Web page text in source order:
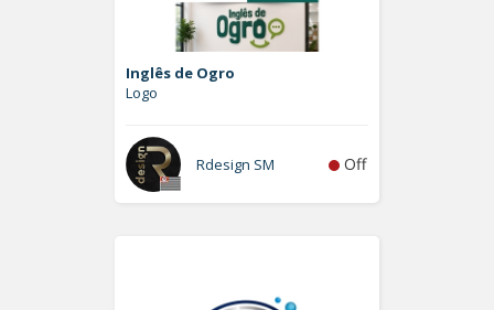
Inglês de Ogro
Logo
Rdesign SM Off